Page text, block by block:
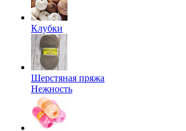
Клубки
Шерстяная пряжа
Нежность